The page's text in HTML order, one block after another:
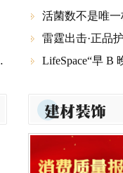
 活菌数不是唯一
 雷霆出击·正品护航 |
 LifeSpace“早 B
建材装饰